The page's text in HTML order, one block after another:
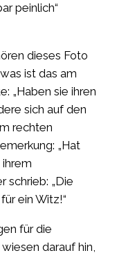
peinlich“
dieses Foto
ist das am
„Haben sie ihren
sich auf den
rechten
„Hat
schrieb: „Die
ein Witz!“
für die
darauf hin,